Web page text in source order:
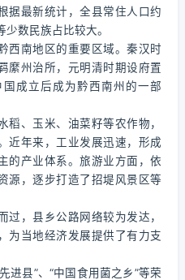
据最新统计，全县常住人口约
数民族占比较大。
西南地区的重要区域。秦汉时
縻州治所，元明清时期设府置
成立后成为黔西南州的一部
稻、玉米、油菜籽等农作物，
近年来，工业发展迅速，形成
的产业体系。旅游业方面，依
源，逐步打造了招堤风景区等
过，县乡公路网络较为发达，
为当地经济发展提供了有力支
进县”、“中国食用菌之乡”等荣